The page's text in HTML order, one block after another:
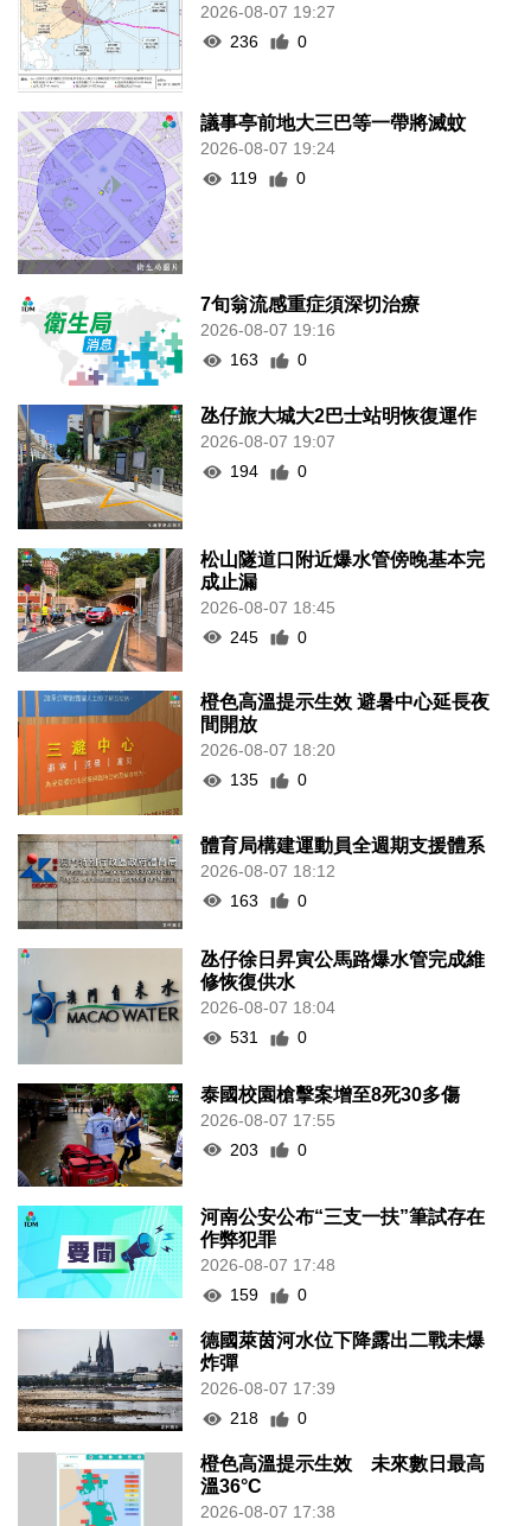
2026-08-07 19:27
236
0
議事亭前地大三巴等一帶將滅蚊
2026-08-07 19:24
119
0
7旬翁流感重症須深切治療
2026-08-07 19:16
163
0
氹仔旅大城大2巴士站明恢復運作
2026-08-07 19:07
194
0
松山隧道口附近爆水管傍晚基本完
成止漏
2026-08-07 18:45
245
0
橙色高溫提示生效 避暑中心延長夜
間開放
2026-08-07 18:20
135
0
體育局構建運動員全週期支援體系
2026-08-07 18:12
163
0
氹仔徐日昇寅公馬路爆水管完成維
修恢復供水
2026-08-07 18:04
531
0
泰國校園槍擊案增至8死30多傷
2026-08-07 17:55
203
0
河南公安公布“三支一扶”筆試存在
作弊犯罪
2026-08-07 17:48
159
0
德國萊茵河水位下降露出二戰未爆
炸彈
2026-08-07 17:39
218
0
橙色高溫提示生效 未來數日最高
溫36°C
2026-08-07 17:38